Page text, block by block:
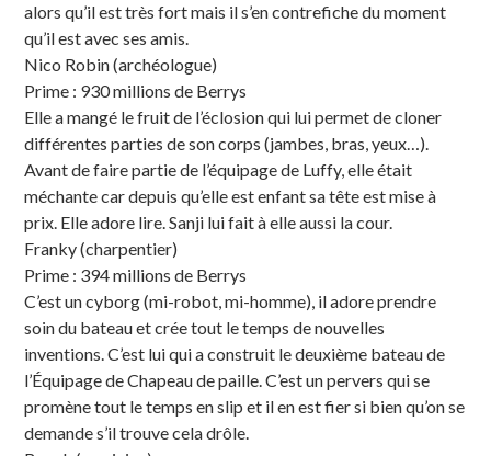
alors qu’il est très fort mais il s’en contrefiche du moment
qu’il est avec ses amis.
Nico Robin (archéologue)
Prime : 930 millions de Berrys
Elle a mangé le fruit de l’éclosion qui lui permet de cloner
différentes parties de son corps (jambes, bras, yeux…).
Avant de faire partie de l’équipage de Luffy, elle était
méchante car depuis qu’elle est enfant sa tête est mise à
prix. Elle adore lire. Sanji lui fait à elle aussi la cour.
Franky (charpentier)
Prime : 394 millions de Berrys
C’est un cyborg (mi-robot, mi-homme), il adore prendre
soin du bateau et crée tout le temps de nouvelles
inventions. C’est lui qui a construit le deuxième bateau de
l’Équipage de Chapeau de paille. C’est un pervers qui se
promène tout le temps en slip et il en est fier si bien qu’on se
demande s’il trouve cela drôle.